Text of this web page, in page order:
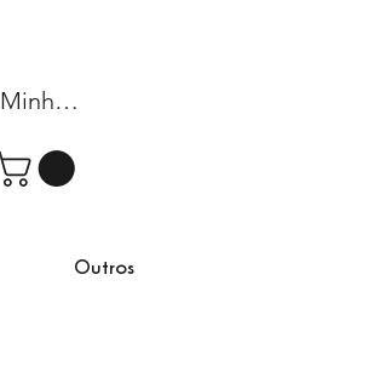
Minha conta
Outros